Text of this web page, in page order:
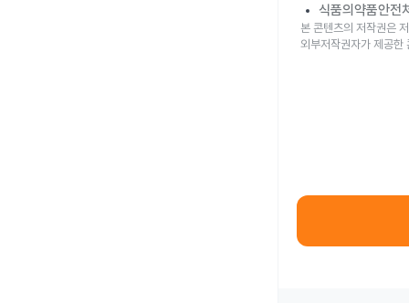
식품의약품안전
본 콘텐츠의 저작권은
외부저작권자가 제공한